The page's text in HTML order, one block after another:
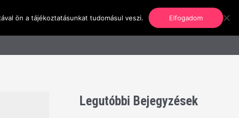
Kapcsolat
Legutóbbi Bejegyzések
ön a tájékoztatásunkat tudomásul veszi. Elfogadom